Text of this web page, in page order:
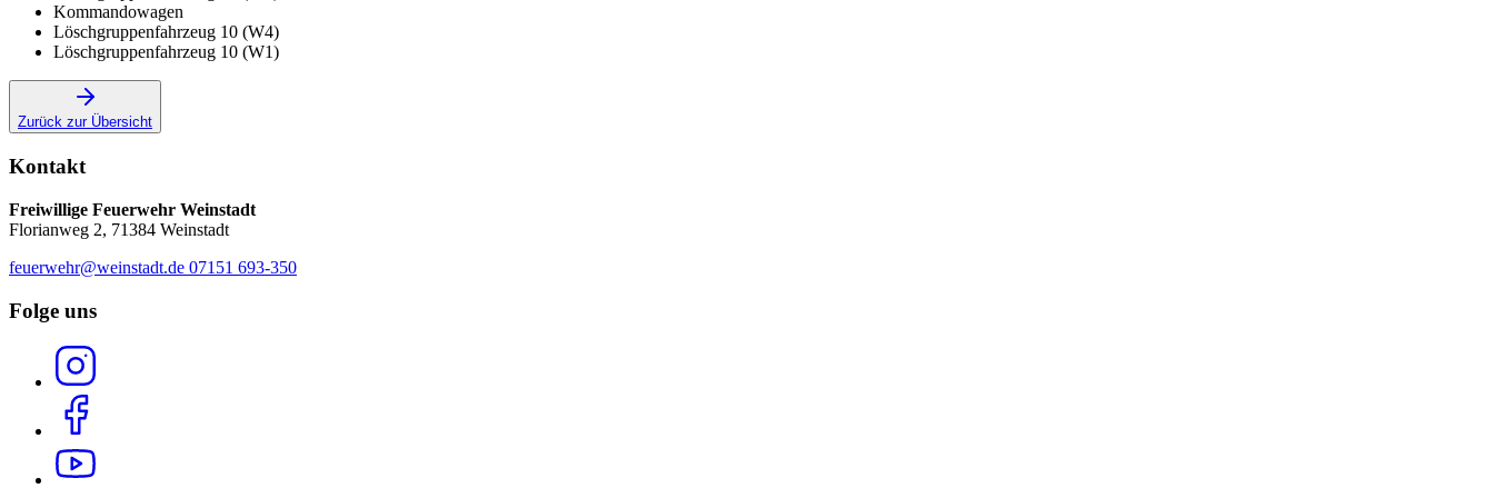
Kommandowagen
Löschgruppenfahrzeug 10 (W4)
Löschgruppenfahrzeug 10 (W1)
Zurück zur Übersicht
Kontakt
Freiwillige Feuerwehr Weinstadt
Florianweg 2, 71384 Weinstadt
feuerwehr@weinstadt.de 07151 693-350
Folge uns